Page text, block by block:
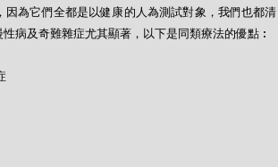
因為它們全都是以健康的人為測試對象，我們也都清
病及奇難雜症尤其顯著，以下是同類療法的優點︰